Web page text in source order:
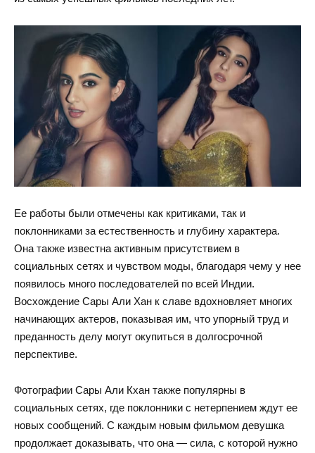
Ее работы были отмечены как критиками, так и
поклонниками за естественность и глубину характера.
Она также известна активным присутствием в
социальных сетях и чувством моды, благодаря чему у нее
появилось много последователей по всей Индии.
Восхождение Сары Али Хан к славе вдохновляет многих
начинающих актеров, показывая им, что упорный труд и
преданность делу могут окупиться в долгосрочной
перспективе.
Фотографии Сары Али Кхан также популярны в
социальных сетях, где поклонники с нетерпением ждут ее
новых сообщений. С каждым новым фильмом девушка
продолжает доказывать, что она — сила, с которой нужно